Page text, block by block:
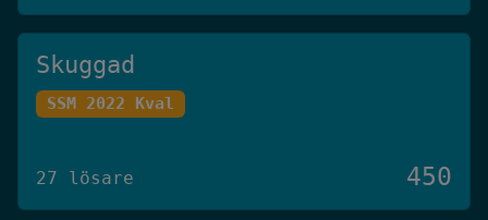
Skuggad
SSM 2022 Kval
27 lösare 450